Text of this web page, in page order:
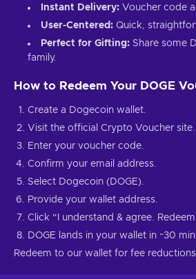
Instant Delivery: Voucher code
User-Centered: Quick,
Perfect for Gifting: Share some
family.
How to Redeem Your DOGE
Create a Dogecoin wallet.
Visit the official Crypto Voucher site.
Enter your voucher code.
Confirm your email address.
Select Dogecoin (DOGE).
Provide your wallet address.
Click “I understand & agree.
DOGE lands in your wallet in ~30
Redeem to our wallet for fee